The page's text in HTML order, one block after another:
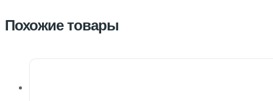
Похожие товары